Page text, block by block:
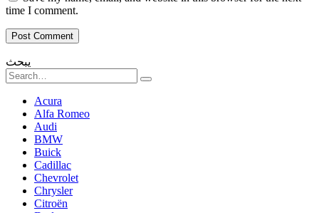
time I comment.
يبحث
Search
for:
Acura
Alfa Romeo
Audi
BMW
Buick
Cadillac
Chevrolet
Chrysler
Citroën